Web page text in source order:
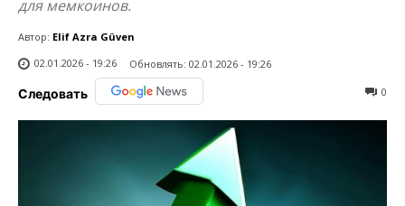
для мемкоинов.
Автор: Elif Azra Güven
02.01.2026 - 19:26
Обновлять: 02.01.2026 - 19:26
Следовать 0